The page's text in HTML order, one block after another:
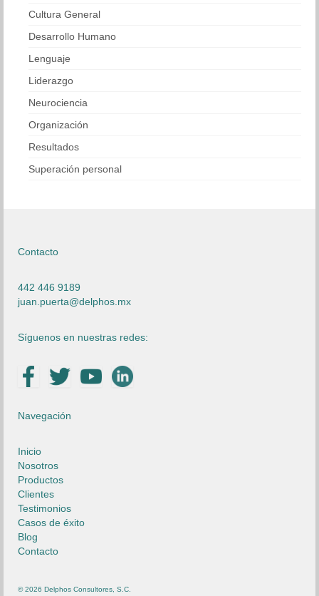
Cultura General
Desarrollo Humano
Lenguaje
Liderazgo
Neurociencia
Organización
Resultados
Superación personal
Contacto
442 446 9189
juan.puerta@delphos.mx
Síguenos en nuestras redes:
Navegación
Inicio
Nosotros
Productos
Clientes
Testimonios
Casos de éxito
Blog
Contacto
© 2026 Delphos Consultores, S.C.